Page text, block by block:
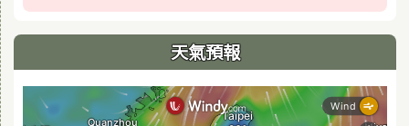
天氣預報